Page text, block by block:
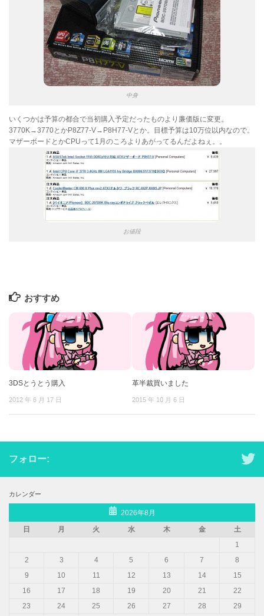
中身
いくつかは予算の都合で当初購入予定だったものより廉価版に変更。
3770K→3770とかP8Z77-V→P8H77-Vとか。目標予算は10万位以内なので。
マザーボードとかCPUって1月のころよりあがってるんだよねぇ。。
お値段
おすすめ
3DSとうとう購入
2012 年 6 月 17 日
革半裁買いました
2015 年 10 月 6 日
フォロー:
カレンダー
2026年8月
日
月 火 水 木 金
土
1
2
3 4 5 6 7
8
9
10 11 12 13 14
15
16
17 18 19 20 21
22
23
24 25 26 27 28
29